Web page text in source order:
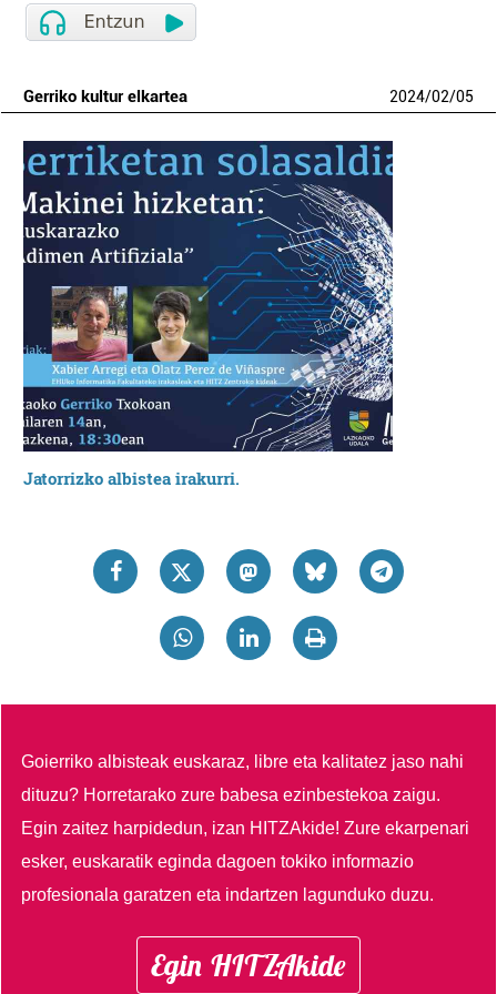
Gerriko kultur elkartea 2024/02/05
Jatorrizko albistea irakurri.
Goierriko albisteak euskaraz, libre eta kalitatez jaso nahi
dituzu? Horretarako zure babesa ezinbestekoa zaigu.
Egin zaitez harpidedun, izan HITZAkide!Zure ekarpenari
esker, euskaratik eginda dagoen tokiko informazio
profesionala garatzen eta indartzen lagunduko duzu.
Egin HITZAkide